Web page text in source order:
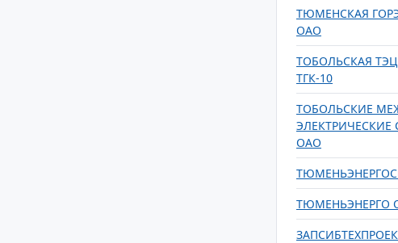
ТЮМЕНСКАЯ
ОАО
ТОБОЛЬСКАЯ
ТГК-10
ТОБОЛЬСКИЕ
ЭЛЕКТРИЧЕСКИЕ
ОАО
ТЮМЕНЬЭНЕРГО